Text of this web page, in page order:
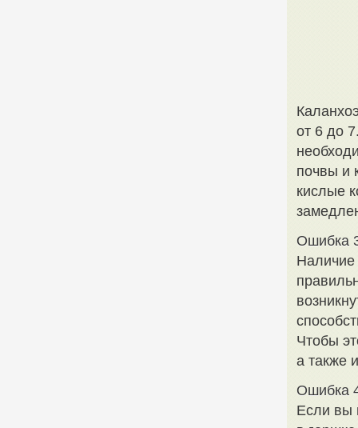
от 6 до
почвы и
кислые
Ошибка
Наличие
Чтобы
а также
Ошибка
Если вы